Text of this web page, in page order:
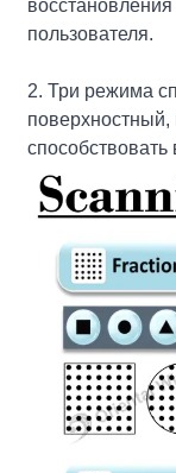
пользователя.
2. Три режима